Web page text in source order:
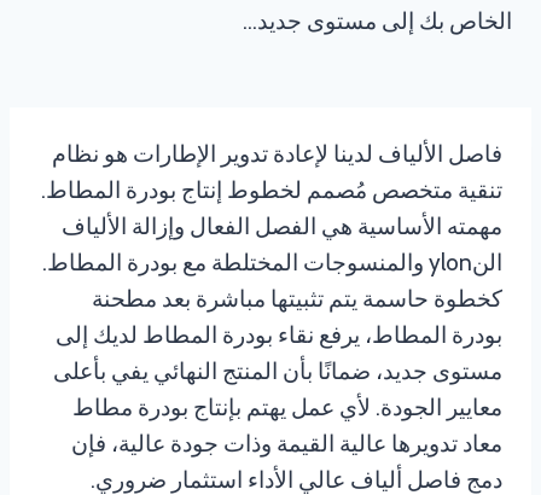
الخاص بك إلى مستوى جديد…
فاصل الألياف لدينا لإعادة تدوير الإطارات هو نظام
تنقية متخصص مُصمم لخطوط إنتاج بودرة المطاط.
مهمته الأساسية هي الفصل الفعال وإزالة الألياف
النylon والمنسوجات المختلطة مع بودرة المطاط.
كخطوة حاسمة يتم تثبيتها مباشرة بعد مطحنة
بودرة المطاط، يرفع نقاء بودرة المطاط لديك إلى
مستوى جديد، ضمانًا بأن المنتج النهائي يفي بأعلى
معايير الجودة. لأي عمل يهتم بإنتاج بودرة مطاط
معاد تدويرها عالية القيمة وذات جودة عالية، فإن
دمج فاصل ألياف عالي الأداء استثمار ضروري.